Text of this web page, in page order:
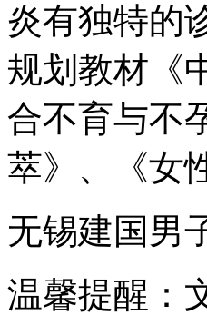
炎有独特的
规划教材《
合不育与不
萃》、《女
无锡建国男
温馨提醒：